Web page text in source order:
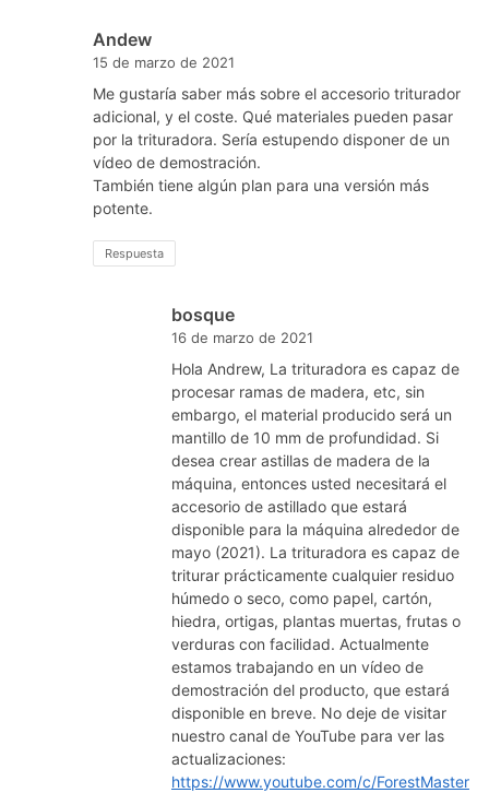
Andew
15 de marzo de 2021
Me gustaría saber más sobre el accesorio triturador
adicional, y el coste. Qué materiales pueden pasar
por la trituradora. Sería estupendo disponer de un
vídeo de demostración.
También tiene algún plan para una versión más
potente.
Respuesta
bosque
16 de marzo de 2021
Hola Andrew, La trituradora es capaz de
procesar ramas de madera, etc, sin
embargo, el material producido será un
mantillo de 10 mm de profundidad. Si
desea crear astillas de madera de la
máquina, entonces usted necesitará el
accesorio de astillado que estará
disponible para la máquina alrededor de
mayo (2021). La trituradora es capaz de
triturar prácticamente cualquier residuo
húmedo o seco, como papel, cartón,
hiedra, ortigas, plantas muertas, frutas o
verduras con facilidad. Actualmente
estamos trabajando en un vídeo de
demostración del producto, que estará
disponible en breve. No deje de visitar
nuestro canal de YouTube para ver las
actualizaciones:
https://www.youtube.com/c/ForestMaster